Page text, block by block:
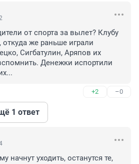
от спорта за вылет? Клубу
же раньше играли
Сигбатулин, Аряпов их
Денежки испортили
+2 –0
1 ответ
начнут уходить, останутся те,